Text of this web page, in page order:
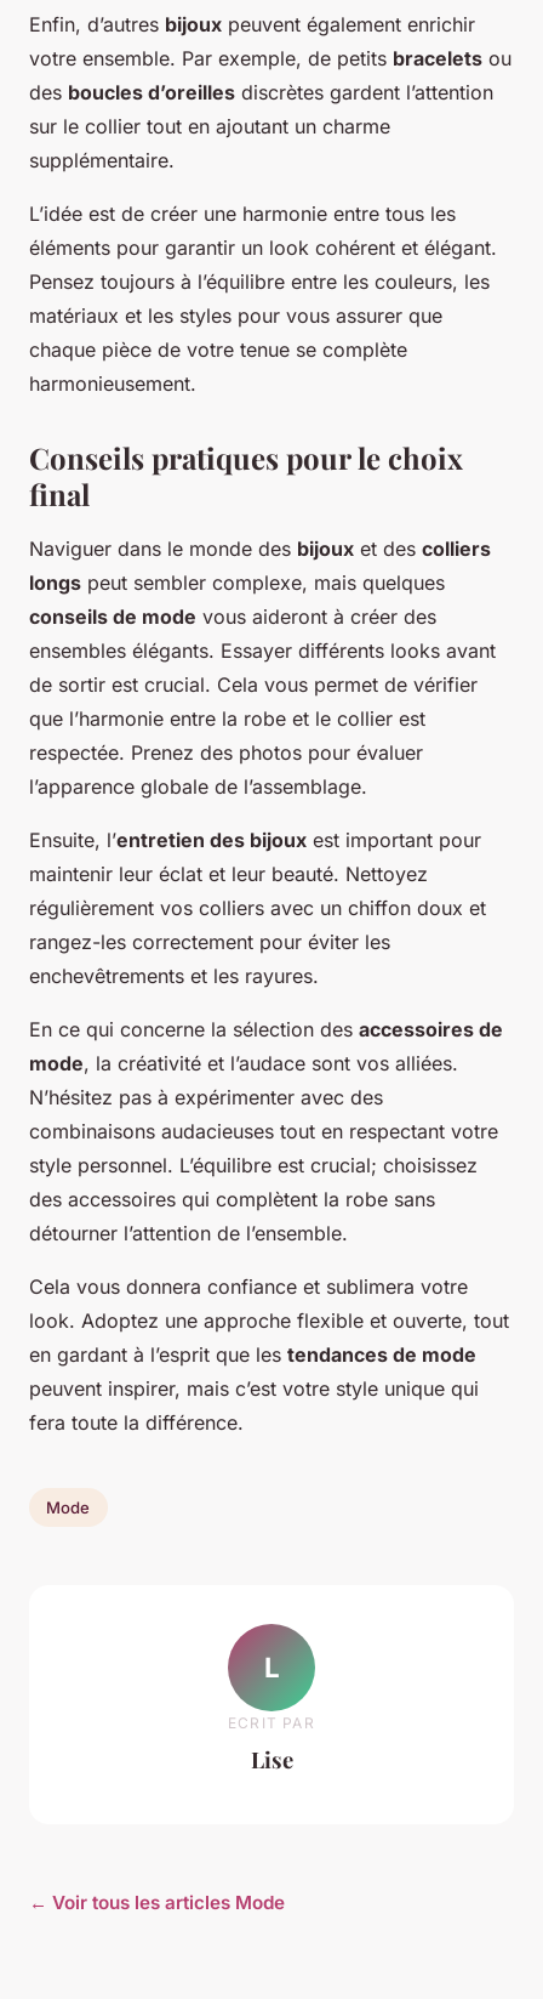
Enfin, d’autres bijoux peuvent également enrichir
votre ensemble. Par exemple, de petits bracelets ou
des boucles d’oreilles discrètes gardent l’attention
sur le collier tout en ajoutant un charme
supplémentaire.
L’idée est de créer une harmonie entre tous les
éléments pour garantir un look cohérent et élégant.
Pensez toujours à l’équilibre entre les couleurs, les
matériaux et les styles pour vous assurer que
chaque pièce de votre tenue se complète
harmonieusement.
Conseils pratiques pour le choix
final
Naviguer dans le monde des bijoux et des colliers
longs peut sembler complexe, mais quelques
conseils de mode vous aideront à créer des
ensembles élégants. Essayer différents looks avant
de sortir est crucial. Cela vous permet de vérifier
que l’harmonie entre la robe et le collier est
respectée. Prenez des photos pour évaluer
l’apparence globale de l’assemblage.
Ensuite, l’entretien des bijoux est important pour
maintenir leur éclat et leur beauté. Nettoyez
régulièrement vos colliers avec un chiffon doux et
rangez-les correctement pour éviter les
enchevêtrements et les rayures.
En ce qui concerne la sélection des accessoires de
mode, la créativité et l’audace sont vos alliées.
N’hésitez pas à expérimenter avec des
combinaisons audacieuses tout en respectant votre
style personnel. L’équilibre est crucial; choisissez
des accessoires qui complètent la robe sans
détourner l’attention de l’ensemble.
Cela vous donnera confiance et sublimera votre
look. Adoptez une approche flexible et ouverte, tout
en gardant à l’esprit que les tendances de mode
peuvent inspirer, mais c’est votre style unique qui
fera toute la différence.
Mode
L
ECRIT PAR
Lise
← Voir tous les articles Mode